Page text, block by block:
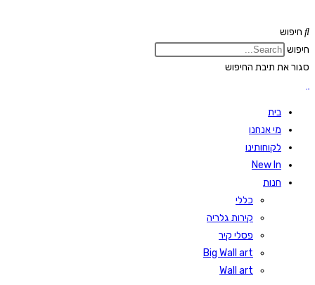
to
content
חיפוש
חיפוש
סגור את תיבת החיפוש
בית
מי אנחנו
לקוחותינו
New In
חנות
כללי
קירות גלריה
פסלי קיר
Big Wall art
Wall art